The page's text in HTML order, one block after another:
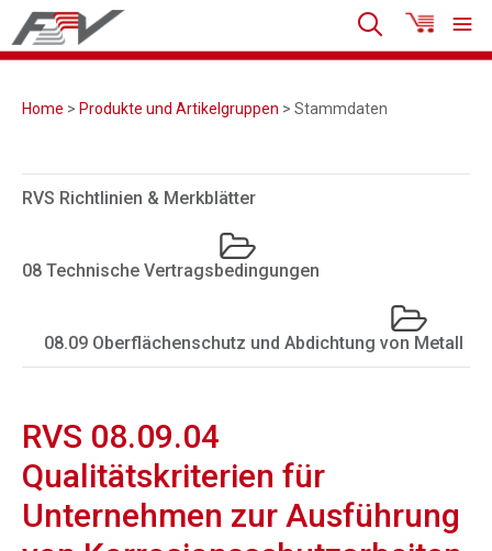
Home > Produkte und Artikelgruppen > Stammdaten
RVS Richtlinien & Merkblätter
08 Technische Vertragsbedingungen
08.09 Oberflächenschutz und Abdichtung von Metall
RVS 08.09.04
Qualitätskriterien für
Unternehmen zur Ausführung